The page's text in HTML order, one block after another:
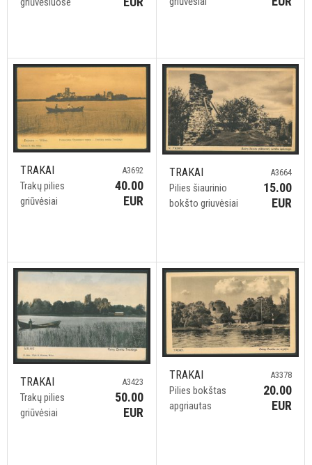
TRAKAI
Trakų pilies
griūvėsiai
A3692
40.00
EUR
TRAKAI
Pilies šiaurinio
bokšto griuvėsiai
A3664
15.00
EUR
TRAKAI
Trakų pilies
griūvėsiai
A3423
50.00
EUR
TRAKAI
Pilies bokštas
apgriautas
A3378
20.00
EUR